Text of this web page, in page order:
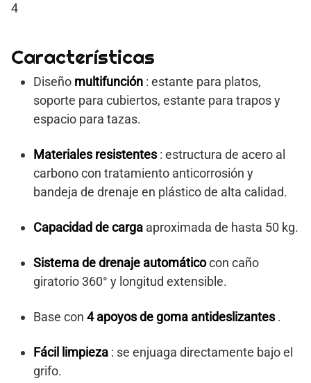
4
Características
Diseño multifunción : estante para platos,
soporte para cubiertos, estante para trapos y
espacio para tazas.
Materiales resistentes: estructura de acero al
carbono con tratamiento anticorrosión y
bandeja de drenaje en plástico de alta calidad.
Capacidad de carga aproximada de hasta 50 kg.
Sistema de drenaje automáticocon caño
giratorio 360° y longitud extensible.
Base con 4 apoyos de goma antideslizantes.
Fácil limpieza : se enjuaga directamente bajo el
grifo.